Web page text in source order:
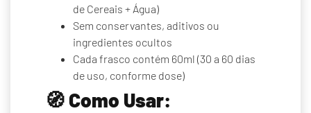
de Cereais + Água)
Sem conservantes, aditivos ou
ingredientes ocultos
Cada frasco contém 60ml (30 a 60 dias
de uso, conforme dose)
🧭Como Usar: